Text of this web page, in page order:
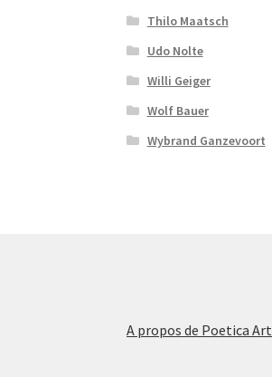
Thilo Maatsch
Udo Nolte
Willi Geiger
Wolf Bauer
Wybrand Ganzevoort
A propos de Poetica Art